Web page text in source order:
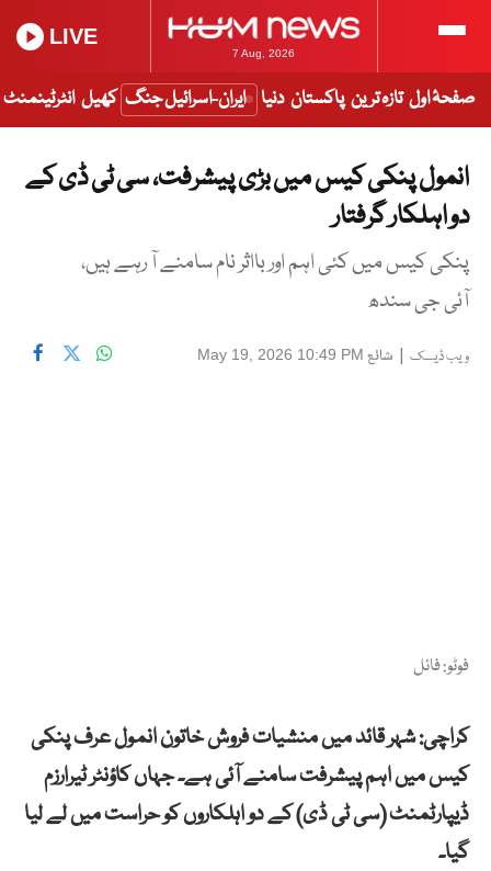
7 Aug, 2026
LIVE
صفحۂ اول تازہ ترین پاکستان دنیا ایران-اسرائیل جنگ کھیل انٹرٹینمنٹ
انمول پنکی کیس میں بڑی پیشرفت، سی ٹی ڈی کے
دو اہلکار گرفتار
پنکی کیس میں کئی اہم اور بااثر نام سامنے آ رہے ہیں،
آئی جی سندھ
ویب ڈیسک | شائع May 19, 2026 10:49 PM
فوٹو: فائل
کراچی: شہر قائد میں منشیات فروش خاتون انمول عرف پنکی
کیس میں اہم پیشرفت سامنے آئی ہے۔ جہاں کاؤنٹر ٹیرارزم
ڈیپارٹمنٹ (سی ٹی ڈی) کے دو اہلکاروں کو حراست میں لے لیا
گیا۔